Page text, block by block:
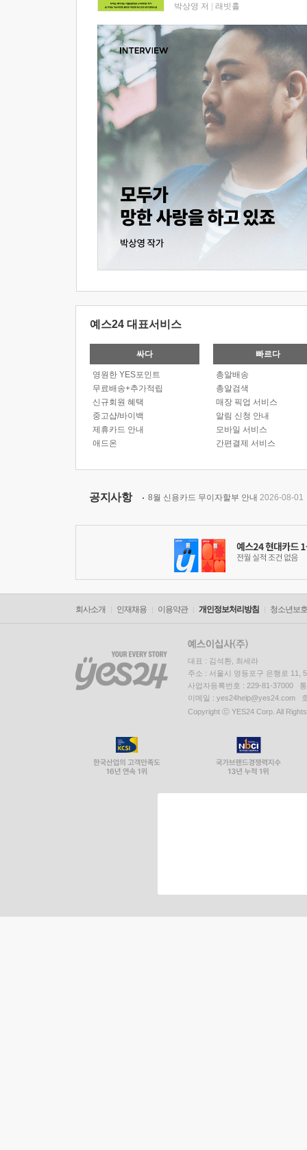
박상영 저 래빗홀
예스24 대표서비스
싸다
영원한 YES포인트
무료배송+추가적립
신규회원 혜택
중고샵/바이백
제휴카드 안내
애드온
빠르다
총알배송
총알검색
매장 픽업 서비스
알림 신청 안내
모바일 서비스
간편결제 서비스
공지사항 8월 신용카드 무이자할부 안내 2026-08-01
회사소개 인재채용 이용약관 개인정보처리방침 청소년보
대표 : 김석환, 최세라
주소 : 서울시 영등포구 은행로 11,
사업자등록번호 : 229-81-37000
이메일 : yes24help@yes24.com
Copyright ⓒ YES24 Corp. All